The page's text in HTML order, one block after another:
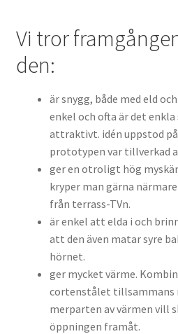
Vi tror
den:
är snygg, både med eld
enkel och ofta är det
attraktivt. idén uppstod
prototypen var tillverkad
ger en otroligt hög
kryper man gärna
från terrass-TVn.
är enkel att elda i och
att den även matar syre
hörnet.
ger mycket värme.
cortenstålet tillsammans
merparten av värmen vill
öppningen framåt.